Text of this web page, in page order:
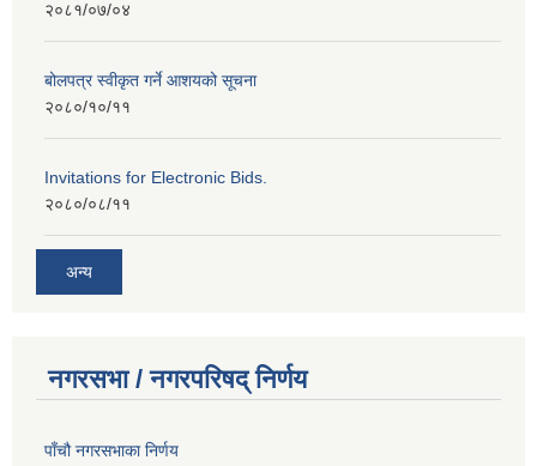
२०८१/०७/०४
बोलपत्र स्वीकृत गर्ने आशयको सूचना
२०८०/१०/११
Invitations for Electronic Bids.
२०८०/०८/११
अन्य
नगरसभा / नगरपरिषद् निर्णय
पाँचौ नगरसभाका निर्णय